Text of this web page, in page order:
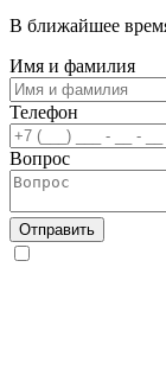
В ближайшее
Имя и фамилия
Телефон
Вопрос
Отправить